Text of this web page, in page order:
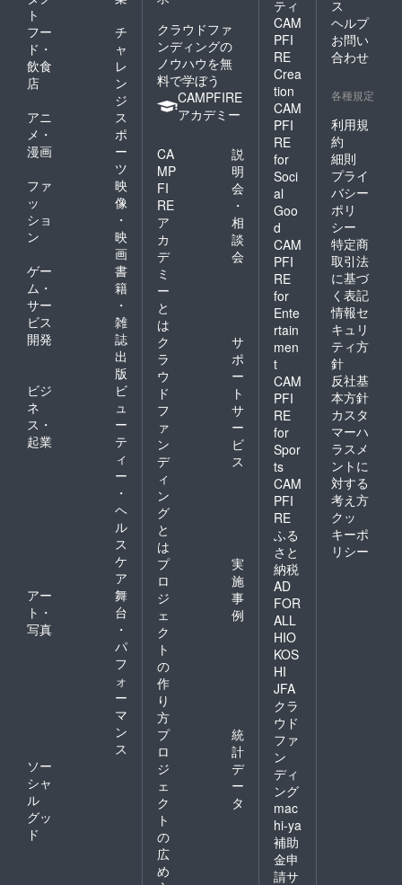
ト
フー
ド・
飲食
店
チ
ャ
レ
ン
ジ
アニ
メ・
漫画
ス
ポ
ー
ツ
ファ
ッ
ショ
ン
映
像
・
映
画
ゲー
ム・
サー
ビス
開発
書
籍
・
雑
誌
出
版
ビジ
ネ
ス・
起業
ビ
ュ
ー
テ
ィ
ー
・
ヘ
ル
ス
ケ
ア
アー
ト・
写真
舞
台
・
パ
フ
ォ
ー
マ
ン
ス
ソー
シャ
ル
グッ
ド
クラウドファ
ンディングの
ノウハウを無
料で学ぼう
CAMPFIRE
アカデミー
CA
MP
FI
RE
ア
カ
デ
ミ
ー
と
は
説
明
会
・
相
談
会
ク
ラ
ウ
ド
フ
ァ
ン
デ
ィ
ン
グ
と
は
サ
ポ
ー
ト
サ
ー
ビ
ス
プ
ロ
ジ
ェ
ク
ト
の
作
り
方
実
施
事
例
プ
ロ
ジ
ェ
ク
ト
の
広
め
統
計
デ
ー
タ
ティ
CAM
PFI
RE
Crea
tion
CAM
PFI
RE
for
Soci
al
Goo
d
CAM
PFI
RE
for
Ente
rtain
men
t
CAM
PFI
RE
for
Spor
ts
CAM
PFI
RE
ふる
さと
納税
AD
FOR
ALL
HIO
KOS
HI
JFA
クラ
ウド
ファ
ン
ディ
ング
mac
hi-ya
補助
金申
請サ
ス
ヘルプ
お問い
合わせ
各種規定
利用規
約
細則
プライ
バシー
ポリ
シー
特定商
取引法
に基づ
く表記
情報セ
キュリ
ティ方
針
反社基
本方針
カスタ
マーハ
ラスメ
ントに
対する
考え方
クッ
キーポ
リシー